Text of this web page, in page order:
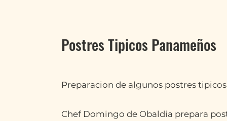
Postres Tipicos Panameños
Preparacion de algunos postres
Chef Domingo de Obaldia prepara